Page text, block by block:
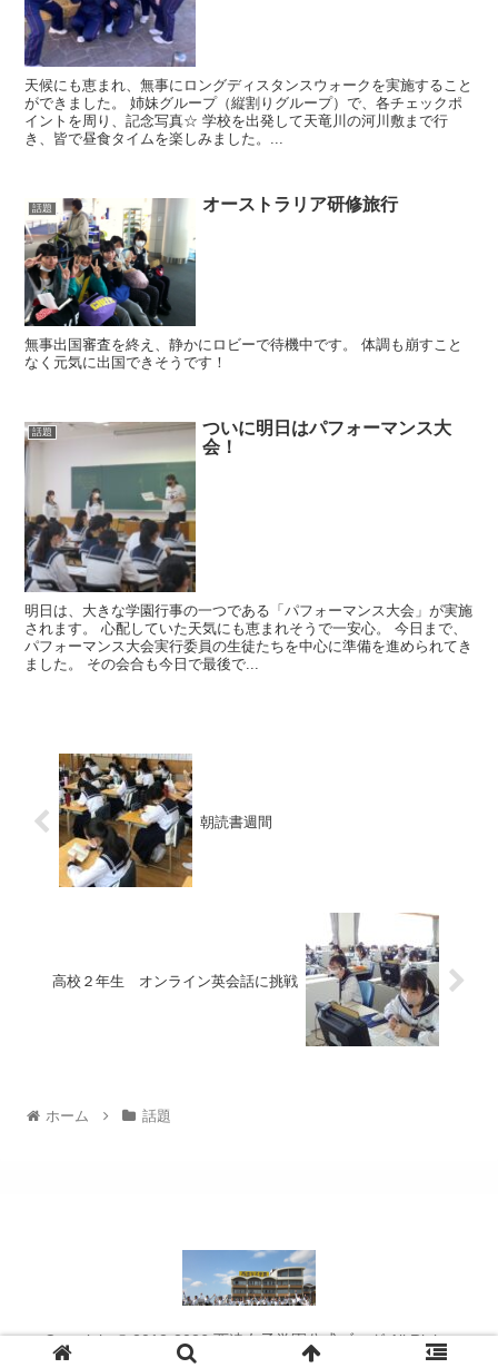
天候にも恵まれ、無事にロングディスタンスウォークを実施すること
ができました。 姉妹グループ（縦割りグループ）で、各チェックポ
イントを周り、記念写真☆ 学校を出発して天竜川の河川敷まで行
き、皆で昼食タイムを楽しみました。...
話題 オーストラリア研修旅行
無事出国審査を終え、静かにロビーで待機中です。 体調も崩すこと
なく元気に出国できそうです！
話題
ついに明日はパフォーマンス大
会！
明日は、大きな学園行事の一つである「パフォーマンス大会」が実施
されます。 心配していた天気にも恵まれそうで一安心。 今日まで、
パフォーマンス大会実行委員の生徒たちを中心に準備を進められてき
ました。 その会合も今日で最後で...
朝読書週間
高校２年生 オンライン英会話に挑戦
ホーム 話題
Copyright © 2012-2026 西遠女子学園公式ブログ All Rights